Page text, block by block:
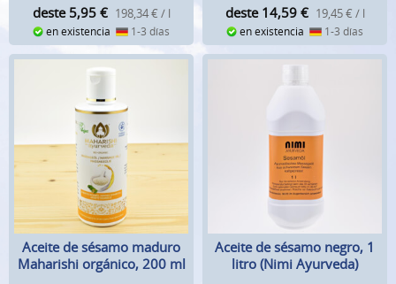
deste 5,95 € 198,34 € / l
en existencia 1-3 días
deste 14,59 € 19,45 € / l
en existencia 1-3 días
Aceite de sésamo maduro
Maharishi orgánico, 200 ml
Aceite de sésamo negro, 1
litro (Nimi Ayurveda)